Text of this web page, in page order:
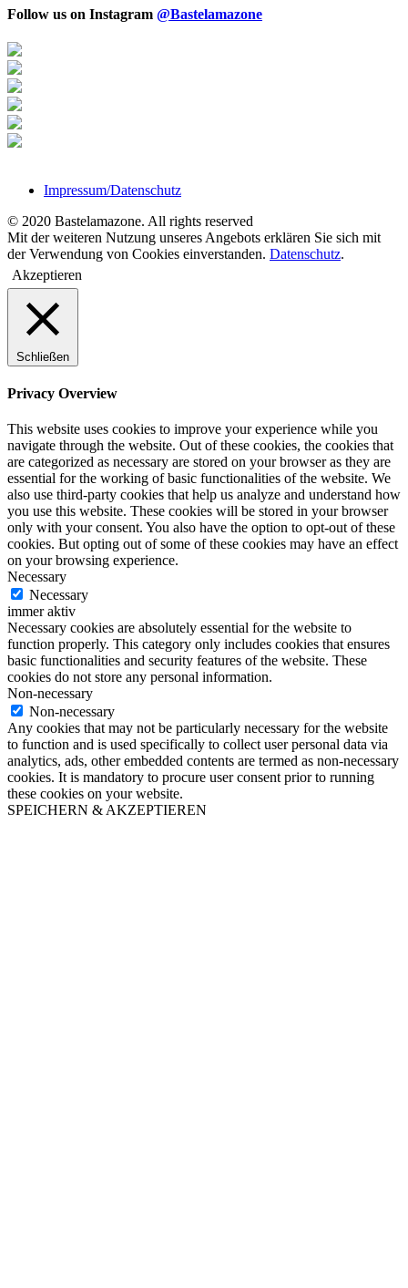
Follow us on Instagram @Bastelamazone
Impressum/Datenschutz
© 2020 Bastelamazone. All rights reserved
Mit der weiteren Nutzung unseres Angebots erklären Sie sich mit
der Verwendung von Cookies einverstanden. Datenschutz.
Akzeptieren
Schließen
Privacy Overview
This website uses cookies to improve your experience while you
navigate through the website. Out of these cookies, the cookies that
are categorized as necessary are stored on your browser as they are
essential for the working of basic functionalities of the website. We
also use third-party cookies that help us analyze and understand how
you use this website. These cookies will be stored in your browser
only with your consent. You also have the option to opt-out of these
cookies. But opting out of some of these cookies may have an effect
on your browsing experience.
Necessary
Necessary
immer aktiv
Necessary cookies are absolutely essential for the website to
function properly. This category only includes cookies that ensures
basic functionalities and security features of the website. These
cookies do not store any personal information.
Non-necessary
Non-necessary
Any cookies that may not be particularly necessary for the website
to function and is used specifically to collect user personal data via
analytics, ads, other embedded contents are termed as non-necessary
cookies. It is mandatory to procure user consent prior to running
these cookies on your website.
SPEICHERN & AKZEPTIEREN